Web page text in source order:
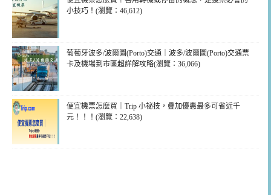
小技巧！(瀏覽：46,612)
葡萄牙波多/波爾圖(Porto)交通｜波多/波爾圖(Porto)交通票
卡及機場到市區超詳解攻略(瀏覽：36,066)
便宜機票怎麼買｜Trip 小祕技，疊加優惠最多可省近千
元！！！(瀏覽：22,638)